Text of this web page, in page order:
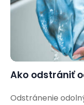
Ako odstrániť
Odstránenie